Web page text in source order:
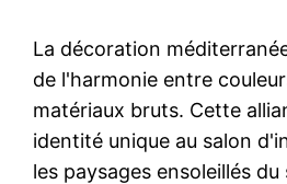
La décoration
de l'harmonie entre
matériaux bruts. Cette
identité unique au salon
les paysages ensoleillés